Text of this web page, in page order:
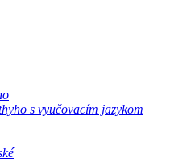
s vyučovacím jazykom